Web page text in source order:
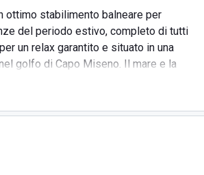
ottimo stabilimento balneare per
del periodo estivo, completo di tutti
un relax garantito e situato in una
golfo di Capo Miseno. Il mare e la
e accogliente. L'ospitalità